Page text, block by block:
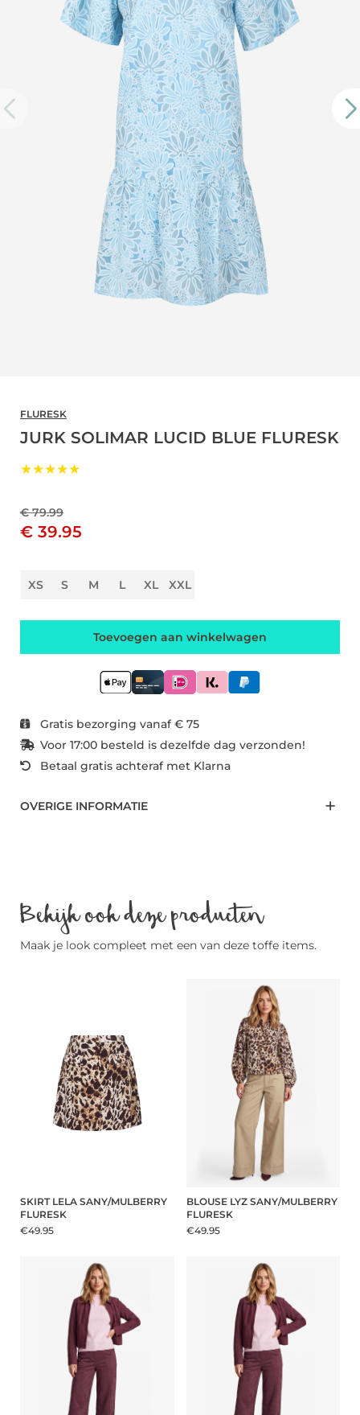
FLURESK
JURK SOLIMAR LUCID BLUE FLURESK
★★★★★
€ 79.99
€ 39.95
XS S M L XL XXL
Toevoegen aan winkelwagen
Gratis bezorging vanaf € 75
Voor 17:00 besteld is dezelfde dag verzonden!
Betaal gratis achteraf met Klarna
OVERIGE INFORMATIE
Bekijk ook deze producten
Maak je look compleet met een van deze toffe items.
SKIRT LELA SANY/MULBERRY
FLURESK
€49.95
BLOUSE LYZ SANY/MULBERRY
FLURESK
€49.95